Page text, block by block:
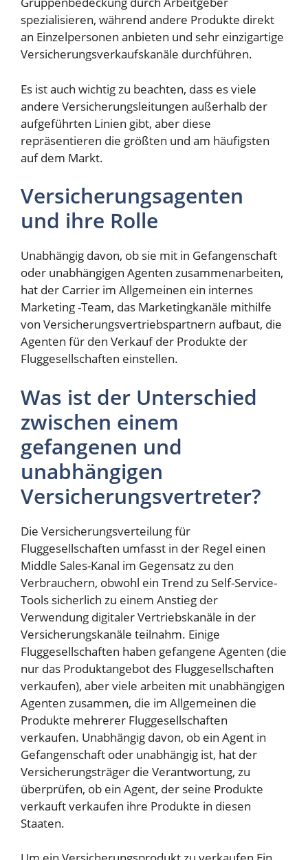
spezialisieren, während andere Produkte direkt
an Einzelpersonen anbieten und sehr einzigartige
Versicherungsverkaufskanäle durchführen.
Es ist auch wichtig zu beachten, dass es viele
andere Versicherungsleitungen außerhalb der
aufgeführten Linien gibt, aber diese
repräsentieren die größten und am häufigsten
auf dem Markt.
Versicherungsagenten
und ihre Rolle
Unabhängig davon, ob sie mit in Gefangenschaft
oder unabhängigen Agenten zusammenarbeiten,
hat der Carrier im Allgemeinen ein internes
Marketing -Team, das Marketingkanäle mithilfe
von Versicherungsvertriebspartnern aufbaut, die
Agenten für den Verkauf der Produkte der
Fluggesellschaften einstellen.
Was ist der Unterschied
zwischen einem
gefangenen und
unabhängigen
Versicherungsvertreter?
Die Versicherungsverteilung für
Fluggesellschaften umfasst in der Regel einen
Middle Sales-Kanal im Gegensatz zu den
Verbrauchern, obwohl ein Trend zu Self-Service-
Tools sicherlich zu einem Anstieg der
Verwendung digitaler Vertriebskanäle in der
Versicherungskanäle teilnahm. Einige
Fluggesellschaften haben gefangene Agenten (die
nur das Produktangebot des Fluggesellschaften
verkaufen), aber viele arbeiten mit unabhängigen
Agenten zusammen, die im Allgemeinen die
Produkte mehrerer Fluggesellschaften
verkaufen. Unabhängig davon, ob ein Agent in
Gefangenschaft oder unabhängig ist, hat der
Versicherungsträger die Verantwortung, zu
überprüfen, ob ein Agent, der seine Produkte
verkauft verkaufen ihre Produkte in diesen
Staaten.